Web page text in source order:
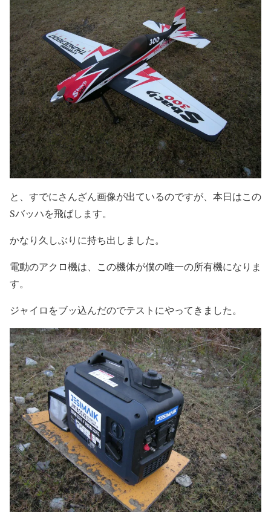
と、すでにさんざん画像が出ているのですが、本日はこの
Sバッハを飛ばします。
かなり久しぶりに持ち出しました。
電動のアクロ機は、この機体が僕の唯一の所有機になりま
す。
ジャイロをブッ込んだのでテストにやってきました。